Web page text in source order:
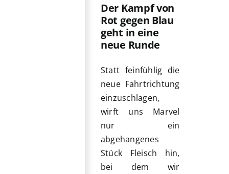
Der Kampf von
Rot gegen Blau
geht in eine
neue Runde
Statt feinfühlig die
neue Fahrtrichtung
einzuschlagen,
wirft uns Marvel
nur ein
abgehangenes
Stück Fleisch hin,
bei dem wir